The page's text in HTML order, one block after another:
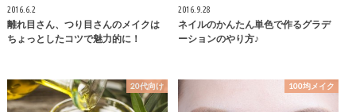
2016.6.2
離れ目さん、つり目さんのメイクは
ちょっとしたコツで魅力的に！
2016.9.28
ネイルのかんたん単色で作るグラデ
ーションのやり方♪
20代向け 100均メイク